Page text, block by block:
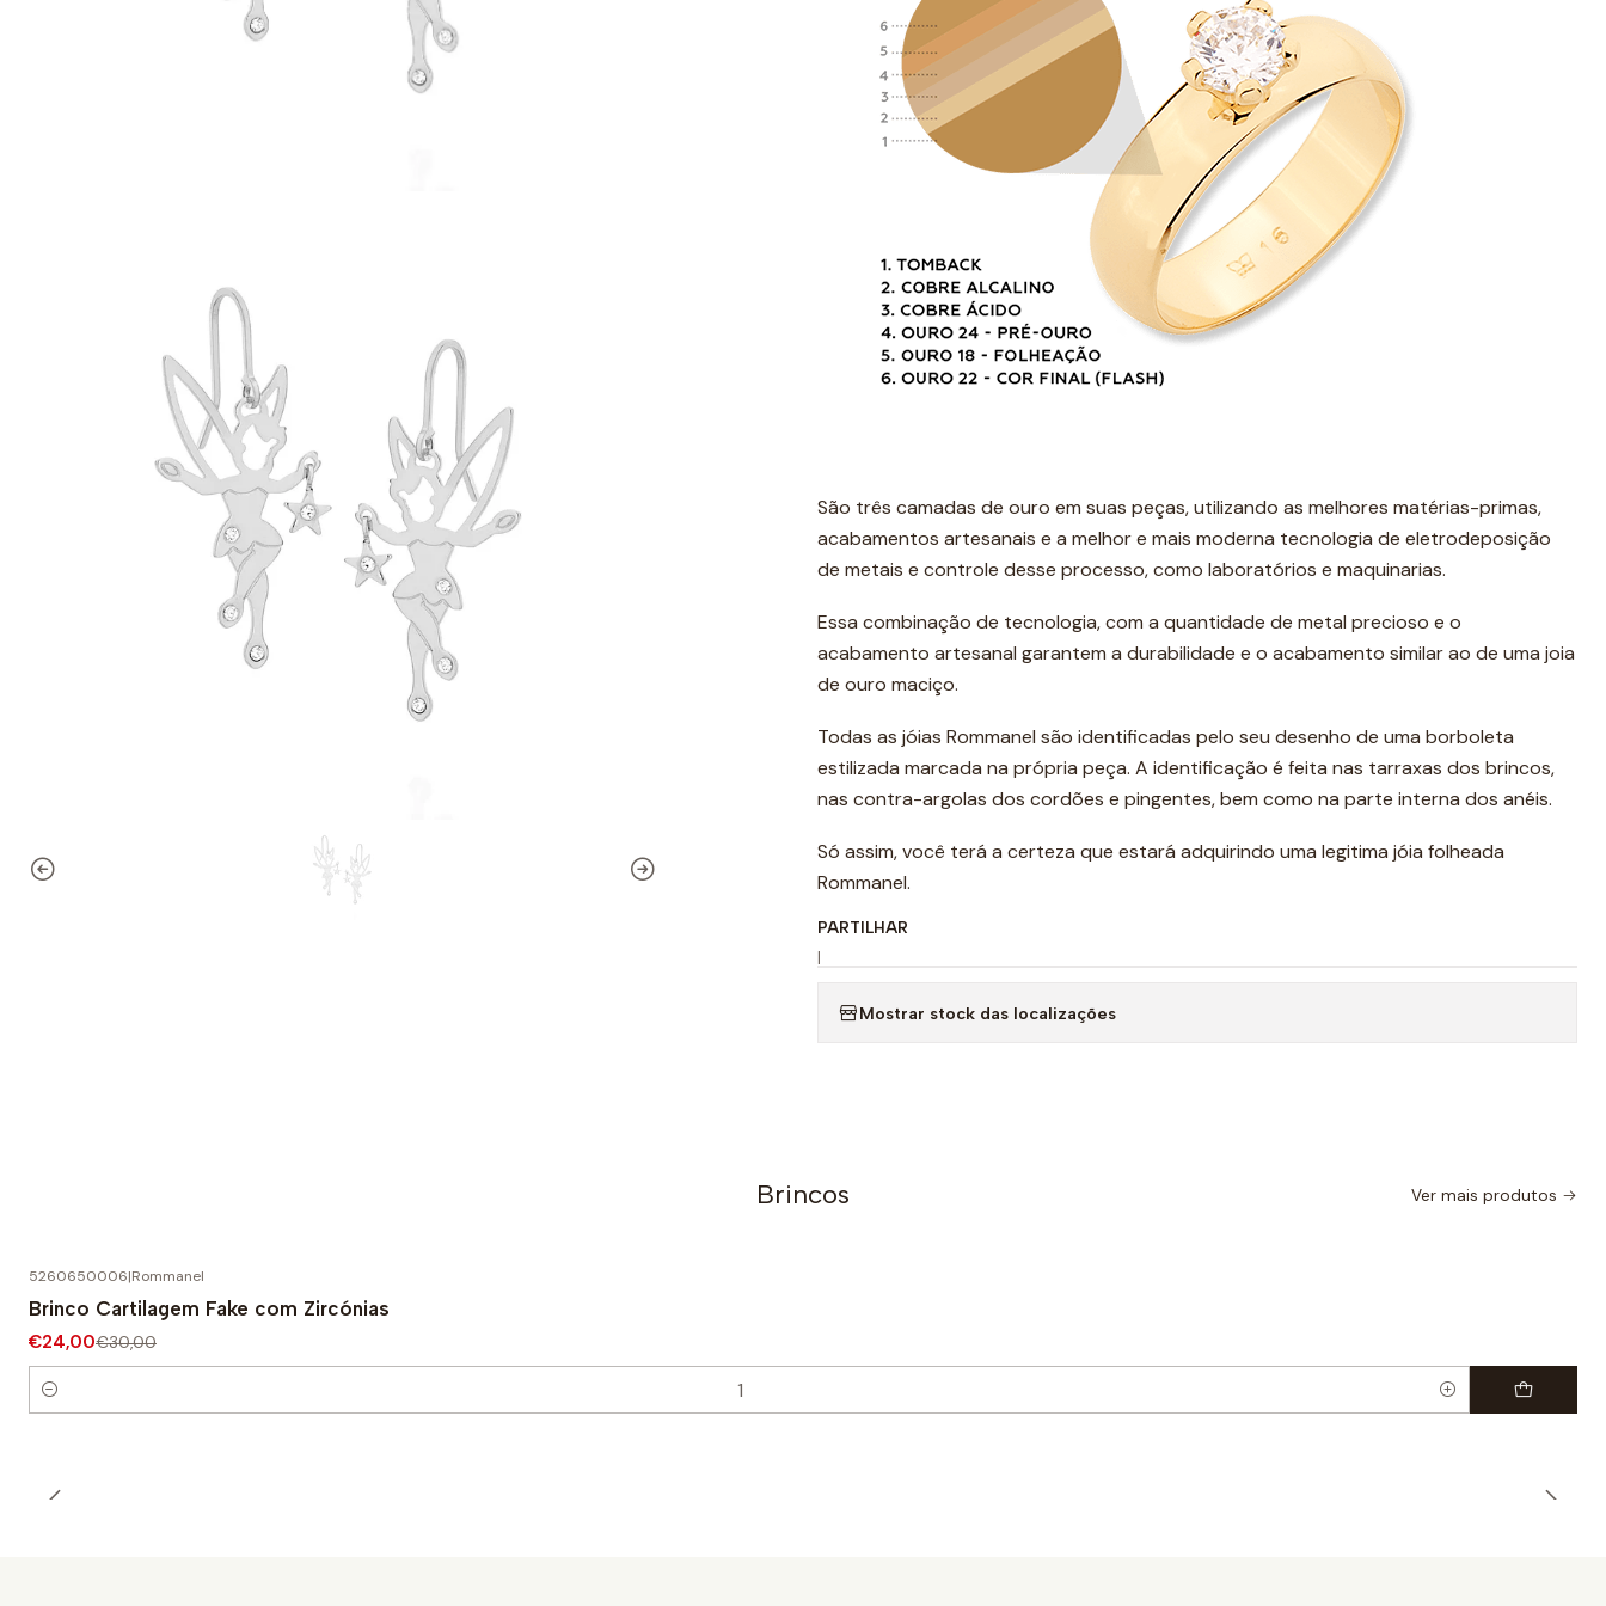
São três camadas de ouro em suas peças, utilizando as melhores matérias-primas,
acabamentos artesanais e a melhor e mais moderna tecnologia de eletrodeposição
de metais e controle desse processo, como laboratórios e maquinarias.
Essa combinação de tecnologia, com a quantidade de metal precioso e o
acabamento artesanal garantem a durabilidade e o acabamento similar ao de uma joia
de ouro maciço.
Todas as jóias Rommanel são identificadas pelo seu desenho de uma borboleta
estilizada marcada na própria peça. A identificação é feita nas tarraxas dos brincos,
nas contra-argolas dos cordões e pingentes, bem como na parte interna dos anéis.
Só assim, você terá a certeza que estará adquirindo uma legitima jóia folheada
Rommanel.
PARTILHAR
|
Mostrar stock das localizações
Brincos Ver mais produtos
5260650006|Rommanel
Brinco Cartilagem Fake com Zircónias
€24,00€30,00
Quantidade